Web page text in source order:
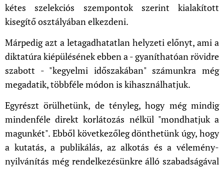
kétes szelekciós szempontok szerint kialakított
kisegítő osztályában elkezdeni.
Márpedig azt a letagadhatatlan helyzeti előnyt, ami a
diktatúra kiépülésének ebben a - gyaníthatóan rövidre
szabott - "kegyelmi időszakában" számunkra még
megadatik, többféle módon is kihasználhatjuk.
Egyrészt örülhetünk, de tényleg, hogy még mindig
mindenféle direkt korlátozás nélkül "mondhatjuk a
magunkét". Ebből következőleg dönthetünk úgy, hogy
a kutatás, a publikálás, az alkotás és a vélemény-
nyilvánítás még rendelkezésünkre álló szabadságával